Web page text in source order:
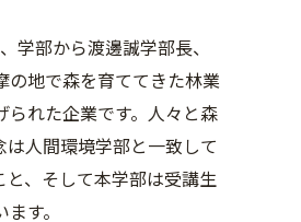
学部から渡邊誠学部長、
の地で森を育ててきた林業
れた企業です。人々と森
人間環境学部と一致して
、そして本学部は受講生
す。